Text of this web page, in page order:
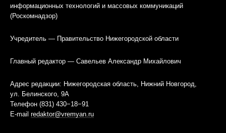
информационных технологий и массовых коммуникаций
(Роскомнадзор)
Учредитель — Правительство Нижегородской области
Главный редактор — Савельев Александр Михайлович
Адрес редакции: Нижегородская область, Нижний Новгород,
ул. Белинского, 9А
Телефон (831) 430−18−91
E-mail redaktor@vremyan.ru